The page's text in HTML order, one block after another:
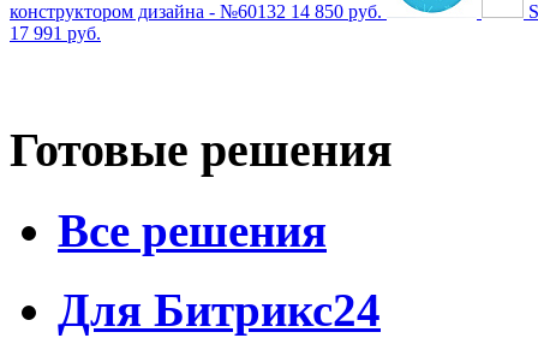
конструктором дизайна - №60132 14 850 руб.
17 991 руб.
Готовые решения
Все решения
Для Битрикс24